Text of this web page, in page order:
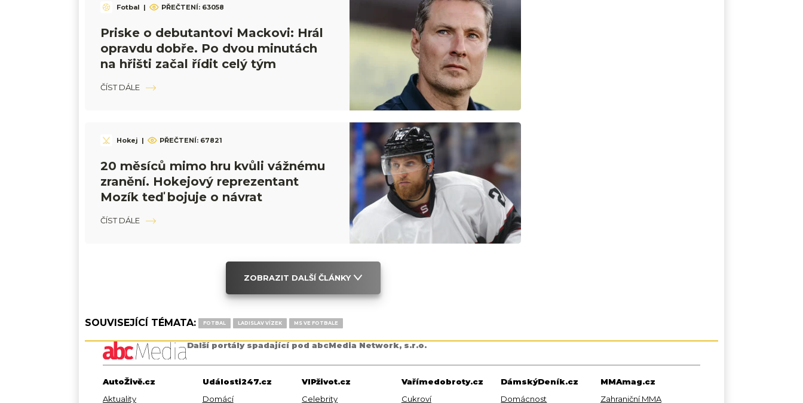
Fotbal | PŘEČTENÍ: 63058
Priske o debutantovi Mackovi: Hrál
opravdu dobře. Po dvou minutách
na hřišti začal řídit celý tým
ČÍST DÁLE
Hokej | PŘEČTENÍ: 67821
20 měsíců mimo hru kvůli vážnému
zranění. Hokejový reprezentant
Mozík teď bojuje o návrat
ČÍST DÁLE
ZOBRAZIT DALŠÍ ČLÁNKY
SOUVISEJÍCÍ TÉMATA: FOTBAL LADISLAV VÍZEK MS VE FOTBALE
Další portály spadající pod abcMedia Network, s.r.o.
AutoŽivě.cz
Aktuality
Události247.cz
Domácí
VIPživot.cz
Celebrity
Vařímedobroty.cz
Cukroví
DámskýDeník.cz
Domácnost
MMAmag.cz
Zahraniční MMA